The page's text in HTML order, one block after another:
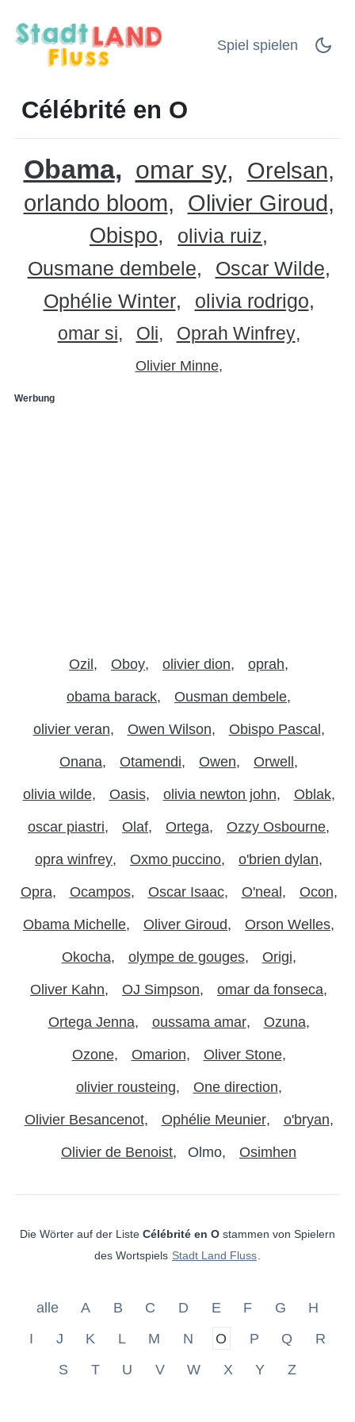
Spiel spielen
Célébrité en O
Obama omar sy
Orelsan
orlando bloom
Olivier Giroud
Obispo
olivia ruiz
Ousmane dembele
Oscar Wilde
Ophélie Winter
olivia rodrigo
omar si Oli Oprah Winfrey
Olivier Minne
Werbung
Ozil Oboy olivier dion oprah
obama barack Ousman dembele
olivier veran Owen Wilson Obispo Pascal
Onana Otamendi Owen Orwell
olivia wilde Oasis olivia newton john Oblak
oscar piastri Olaf Ortega Ozzy Osbourne
opra winfrey Oxmo puccino o'brien dylan
Opra Ocampos Oscar Isaac O'neal Ocon
Obama Michelle Oliver Giroud Orson Welles
Okocha olympe de gouges Origi
Oliver Kahn OJ Simpson omar da fonseca
Ortega Jenna oussama amar Ozuna
Ozone Omarion Oliver Stone
olivier rousteing One direction
Olivier Besancenot Ophélie Meunier o'bryan
Olivier de Benoist Olmo Osimhen
Die Wörter auf der Liste Célébrité en O stammen von Spielern
des Wortspiels Stadt Land Fluss
alle A B C D E F G
H
I
J K L M N O P Q
R
S
T U V W X Y Z